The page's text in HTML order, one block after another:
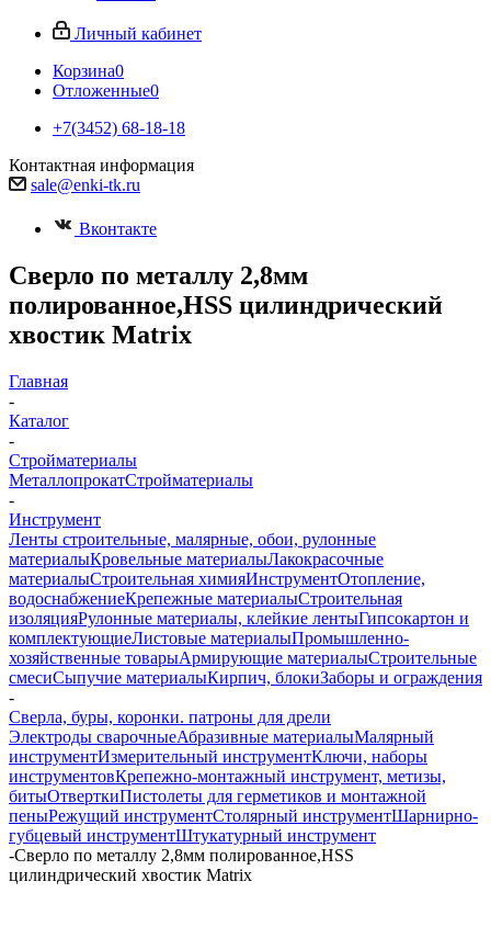
Личный кабинет
Корзина0
Отложенные0
+7(3452) 68-18-18
Контактная информация
sale@enki-tk.ru
Вконтакте
Сверло по металлу 2,8мм
полированное,HSS цилиндрический
хвостик Matrix
Главная
-
Каталог
-
Стройматериалы
МеталлопрокатСтройматериалы
-
Инструмент
Ленты строительные, малярные, обои, рулонные
материалыКровельные материалыЛакокрасочные
материалыСтроительная химияИнструментОтопление,
водоснабжениеКрепежные материалыСтроительная
изоляцияРулонные материалы, клейкие лентыГипсокартон и
комплектующиеЛистовые материалыПромышленно-
хозяйственные товарыАрмирующие материалыСтроительные
смесиСыпучие материалыКирпич, блокиЗаборы и ограждения
-
Сверла, буры, коронки. патроны для дрели
Электроды сварочныеАбразивные материалыМалярный
инструментИзмерительный инструментКлючи, наборы
инструментовКрепежно-монтажный инструмент, метизы,
битыОтверткиПистолеты для герметиков и монтажной
пеныРежущий инструментСтолярный инструментШарнирно-
губцевый инструментШтукатурный инструмент
-Сверло по металлу 2,8мм полированное,HSS
цилиндрический хвостик Matrix